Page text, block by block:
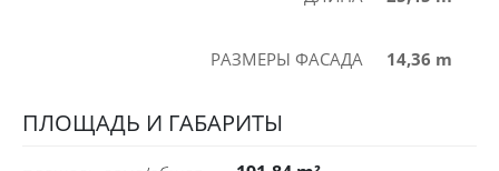
РАЗМЕРЫ ФАСАДА 14,36 m
ПЛОЩАДЬ И ГАБАРИТЫ